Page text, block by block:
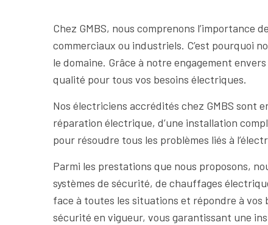
Chez GMBS, nous comprenons
commerciaux ou industriels. C’est pourquoi
le domaine. Grâce à notre engagement
qualité pour tous vos besoins électriques.
Nos électriciens accrédités chez GMBS sont
réparation électrique, d’une installation
pour résoudre tous les problèmes liés à
Parmi les prestations que nous proposons,
systèmes de sécurité, de chauffages
face à toutes les situations et répondre à
sécurité en vigueur, vous garantissant une